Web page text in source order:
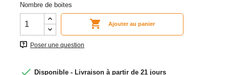
Nombre de boites
 Ajouter au panier
Poser une question
 Disponible - Livraison à partir de 21 jours